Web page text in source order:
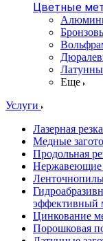
Цветные
Еще
Услуги
Лазерная
Медные
Продольная
Нержавеющие
эффективный
Цинкование
Порошковая